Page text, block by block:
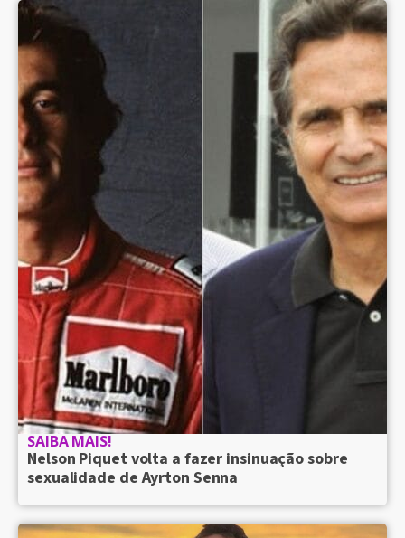
SAIBA MAIS!
Nelson Piquet volta a fazer insinuação sobre
sexualidade de Ayrton Senna